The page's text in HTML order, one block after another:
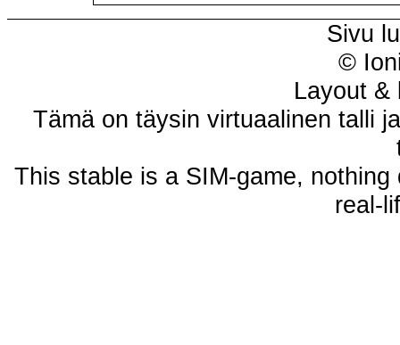
Sivu
©
Layout &
Tämä on täysin virtuaalinen talli
This stable is a SIM-game,
real-